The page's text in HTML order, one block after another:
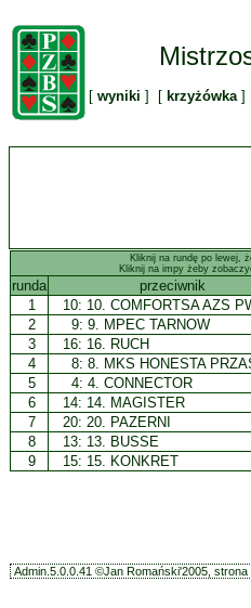
[ wyniki ] [ krzyżówka ]
Kliknij na rundę po lewej,
Kliknij na impy żeby
runda przeciwnik
1
10: 10. COMFORTSA AZS
2
9: 9. MPEC TARNOW
3
16: 16. RUCH
4
8: 8. MKS HONESTA
5
4: 4. CONNECTOR
6
14: 14. MAGISTER
7
20: 20. PAZERNI
8
13: 13. BUSSE
9
15: 15. KONKRET
Admin.5.0.0.41 ©Jan Romański'2005,